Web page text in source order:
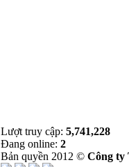
Lượt truy cập: 5,741,228
Đang online: 2
Bản quyền 2012 © Công ty